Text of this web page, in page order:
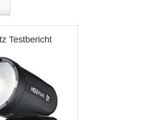
Testbericht